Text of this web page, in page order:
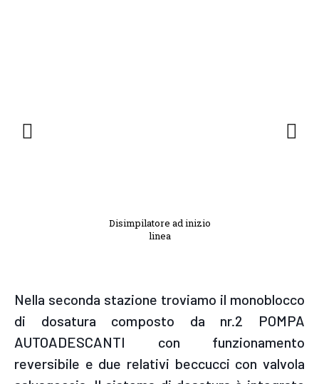
Disimpilatore ad inizio
linea
Nella seconda stazione troviamo il monoblocco
di dosatura composto da nr.2 POMPA
AUTOADESCANTI con funzionamento
reversibile e due relativi beccucci con valvola